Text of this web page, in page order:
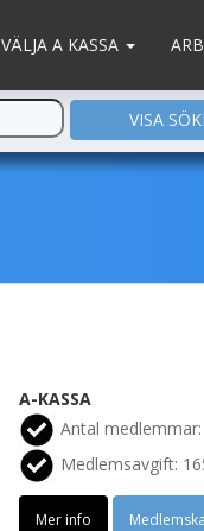
VÄLJA A KASSA
A-KASSA
Antal
Medlemsavgift:
Mer info